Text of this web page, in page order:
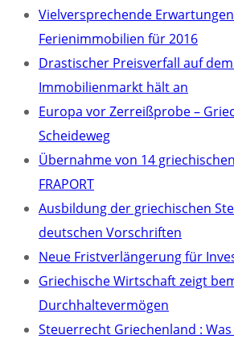
Vielversprechende
Ferienimmobilien für 2016
Drastischer Preisverfall auf
Immobilienmarkt hält an
Europa vor Zerreißprobe –
Scheideweg
Übernahme von 14
FRAPORT
Ausbildung der griechischen
deutschen Vorschriften
Neue Fristverlängerung für
Griechische Wirtschaft zeigt
Durchhaltevermögen
Steuerrecht Griechenland :